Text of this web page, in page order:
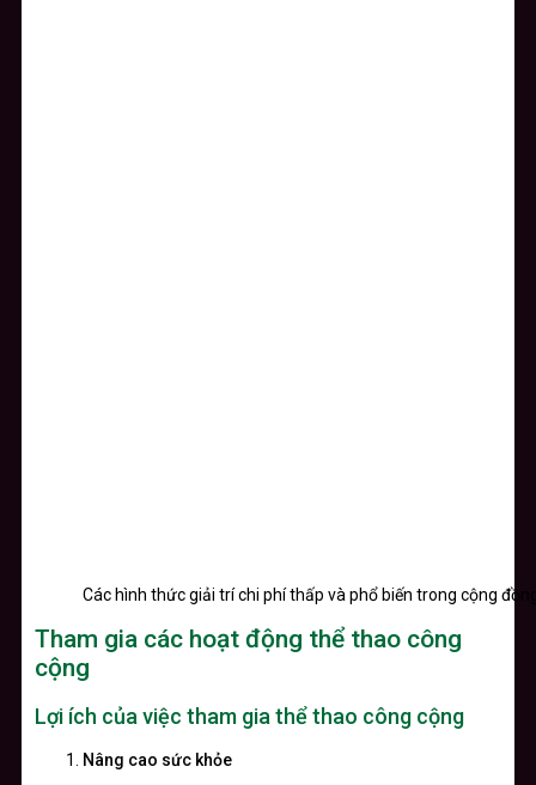
Các hình thức giải trí chi phí thấp và phổ biến trong cộng
Tham gia các hoạt động thể thao công
cộng
Lợi ích của việc tham gia thể thao công cộng
Nâng cao sức khỏe